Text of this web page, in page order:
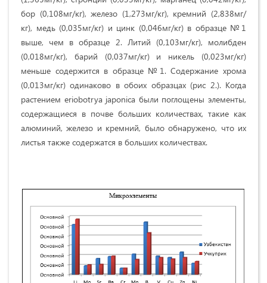
бор (0,108мг/кг), железо (1,273мг/кг), кремний (2,838мг/
кг), медь (0,035мг/кг) и цинк (0,046мг/кг) в образце №1
выше, чем в образце 2. Литий (0,103мг/кг), молибден
(0,018мг/кг), барий (0,037мг/кг) и никель (0,023мг/кг)
меньше содержится в образце №1. Содержание хрома
(0,013мг/кг) одинаково в обоих образцах (рис 2.). Когда
растением eriobotrya japоnica были поглощены элементы,
содержащиеся в почве больших количествах, такие как
алюминий, железо и кремний, было обнаружено, что их
листья также содержатся в больших количествах.